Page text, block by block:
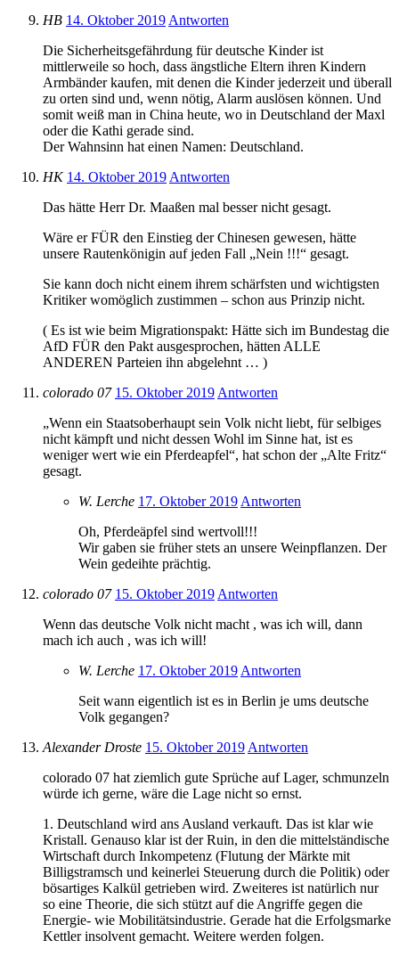
HB 14. Oktober 2019 Antworten
Die Sicherheitsgefährdung für deutsche Kinder ist
mittlerweile so hoch, dass ängstliche Eltern ihren Kindern
Armbänder kaufen, mit denen die Kinder jederzeit und überall
zu orten sind und, wenn nötig, Alarm auslösen können. Und
somit weiß man in China heute, wo in Deutschland der Maxl
oder die Kathi gerade sind.
Der Wahnsinn hat einen Namen: Deutschland.
HK 14. Oktober 2019 Antworten
Das hätte Herr Dr. Maaßen mal besser nicht gesagt.
Wäre er FÜR den Einstieg der Chinesen gewesen, hätte
unsere Rautenkönigin auf jeden Fall „Nein !!!“ gesagt.
Sie kann doch nicht einem ihrem schärfsten und wichtigsten
Kritiker womöglich zustimmen – schon aus Prinzip nicht.
( Es ist wie beim Migrationspakt: Hätte sich im Bundestag die
AfD FÜR den Pakt ausgesprochen, hätten ALLE
ANDEREN Parteien ihn abgelehnt … )
colorado 07 15. Oktober 2019 Antworten
„Wenn ein Staatsoberhaupt sein Volk nicht liebt, für selbiges
nicht kämpft und nicht dessen Wohl im Sinne hat, ist es
weniger wert wie ein Pferdeapfel“, hat schon der „Alte Fritz“
gesagt.
W. Lerche 17. Oktober 2019 Antworten
Oh, Pferdeäpfel sind wertvoll!!!
Wir gaben sie früher stets an unsere Weinpflanzen. Der
Wein gedeihte prächtig.
colorado 07 15. Oktober 2019 Antworten
Wenn das deutsche Volk nicht macht , was ich will, dann
mach ich auch , was ich will!
W. Lerche 17. Oktober 2019 Antworten
Seit wann eigentlich ist es in Berlin je ums deutsche
Volk gegangen?
Alexander Droste 15. Oktober 2019 Antworten
colorado 07 hat ziemlich gute Sprüche auf Lager, schmunzeln
würde ich gerne, wäre die Lage nicht so ernst.
1. Deutschland wird ans Ausland verkauft. Das ist klar wie
Kristall. Genauso klar ist der Ruin, in den die mittelständische
Wirtschaft durch Inkompetenz (Flutung der Märkte mit
Billigstramsch und keinerlei Steuerung durch die Politik) oder
bösartiges Kalkül getrieben wird. Zweiteres ist natürlich nur
so eine Theorie, die sich stützt auf die Angriffe gegen die
Energie- wie Mobilitätsindustrie. Gerade hat die Erfolgsmarke
Kettler insolvent gemacht. Weitere werden folgen.